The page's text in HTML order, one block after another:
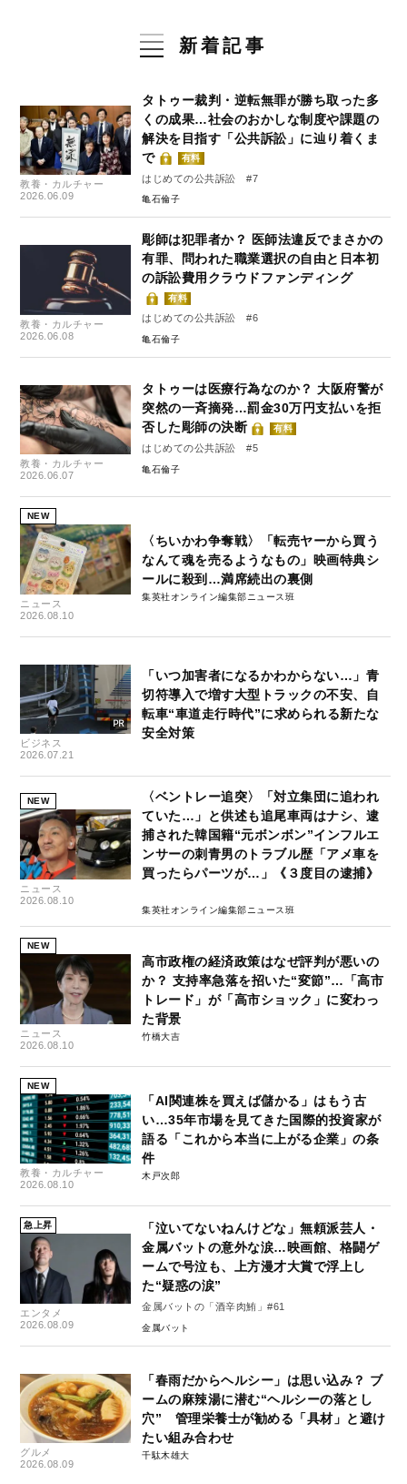
新着記事
教養・カルチャー
2026.06.09
タトゥー裁判・逆転無罪が勝ち取った多
くの成果…社会のおかしな制度や課題の
解決を目指す「公共訴訟」に辿り着くま
で
有料
はじめての公共訴訟 #7
亀石倫子
教養・カルチャー
2026.06.08
彫師は犯罪者か？ 医師法違反でまさかの
有罪、問われた職業選択の自由と日本初
の訴訟費用クラウドファンディング
有料
はじめての公共訴訟 #6
亀石倫子
教養・カルチャー
2026.06.07
タトゥーは医療行為なのか？ 大阪府警が
突然の一斉摘発…罰金30万円支払いを拒
否した彫師の決断
有料
はじめての公共訴訟 #5
亀石倫子
NEW
ニュース
2026.08.10
〈ちいかわ争奪戦〉「転売ヤーから買う
なんて魂を売るようなもの」映画特典シ
ールに殺到…満席続出の裏側
集英社オンライン編集部ニュース班
ビジネス
2026.07.21
「いつ加害者になるかわからない…」青
切符導入で増す大型トラックの不安、自
転車“車道走行時代”に求められる新たな
安全対策
NEW
ニュース
2026.08.10
〈ベントレー追突〉「対立集団に追われ
ていた…」と供述も追尾車両はナシ、逮
捕された韓国籍“元ボンボン”インフルエ
ンサーの刺青男のトラブル歴「アメ車を
買ったらパーツが…」《３度目の逮捕》
集英社オンライン編集部ニュース班
NEW
ニュース
2026.08.10
高市政権の経済政策はなぜ評判が悪いの
か？ 支持率急落を招いた“変節”…「高市
トレード」が「高市ショック」に変わっ
た背景
竹橋大吉
NEW
教養・カルチャー
2026.08.10
「AI関連株を買えば儲かる」はもう古
い…35年市場を見てきた国際的投資家が
語る「これから本当に上がる企業」の条
件
木戸次郎
急上昇
エンタメ
2026.08.09
「泣いてないねんけどな」無頼派芸人・
金属バットの意外な涙…映画館、格闘ゲ
ームで号泣も、上方漫才大賞で浮上し
た“疑惑の涙”
金属バットの「酒辛肉鮪」#61
金属バット
グルメ
2026.08.09
「春雨だからヘルシー」は思い込み？ ブ
ームの麻辣湯に潜む“ヘルシーの落とし
穴” 管理栄養士が勧める「具材」と避け
たい組み合わせ
千駄木雄大